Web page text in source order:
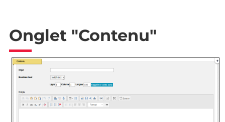
Onglet "Contenu"